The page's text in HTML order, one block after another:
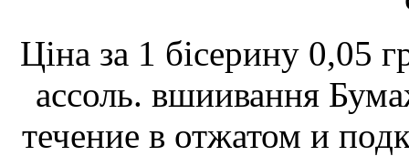
Ціна за 1 бісерину 0,05
ассоль. вшиивання
течение в отжатом и